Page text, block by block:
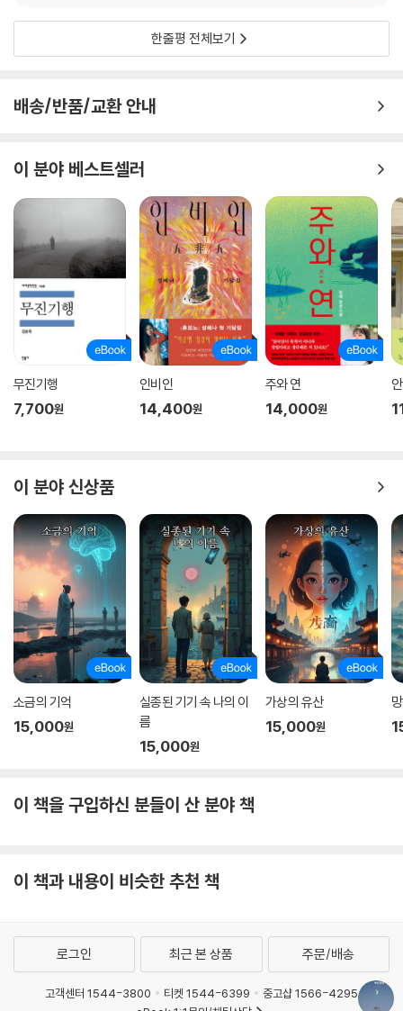
통에 다가갈 수 있는지를 집요하게 묻는다. 이 작품의 인물들은 ‘누군가의
이야기’가 아니라, 스스로의 문장을 되찾은 존재들이다. 그들은 세상의 언
공유하고 그럼에도 살아남은 존재들의 다층적인 합성체다.
는다. 대신, 기억의 파편들을 절제된 언어로 엮어내며 ‘증언 이후의 문학’이
나아갈 방향을 제시한다. 이 소설은 또한 지금 한국문학이 가장 치열하게
질문해야 할 영역인 사회적 폭력과 집단적 침묵, 그리고 그 속의 생존자들
에 대한 문제를 정면으로 다룬다. ‘말해지는 존재’가 아니라 ‘말하는 존
재’로서의 아이들을 내세움으로써, 문학이 더 이상 위로의 언어가 아닌 현
실을 견디는 언어가 될 수 있음을 증명한다.
결국 『4인칭의 아이들』은 한 세대의 기억이자 아직도 살아남아 말하고 있
는 이들의 기록이다. 그들은 꿈을 공유하고, 서로의 생존을 증명하며, 자신
들의 언어를 새로 발명한다. 그렇게 ‘문학의 바깥’이라 여겨졌던 자리에서
아이들은 끝내 문학을 다시 써 내려간다. 그것이 이 작품이 남기는 가장 뜨
거운 증언이다.
한줄평 전체보기
배송/반품/교환 안내
이 분야 베스트셀러
무진기행
7,700원
인비인
14,400원
주와 연
14,000원
이 분야 신상품
소금의 기억
15,000원
실종된 기기 속 나의 이
름
15,000원
가상의 유산
15,000원
이 책을 구입하신 분들이 산 분야 책
이 책과 내용이 비슷한 추천 책
로그인 최근 본 상품 주문/배송
고객센터 1544-3800 티켓 1544-6399
중고샵 1566-4295